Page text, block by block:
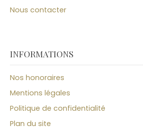
Nous contacter
INFORMATIONS
Nos honoraires
Mentions légales
Politique de confidentialité
Plan du site